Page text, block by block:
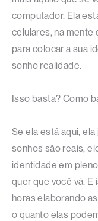
computador. Ela
celulares, na mente
para colocar a sua
sonho realidade.
Isso basta? Como
Se ela está aqui,
sonhos são reais,
identidade em
quer que você vá.
horas elaborando
o quanto elas